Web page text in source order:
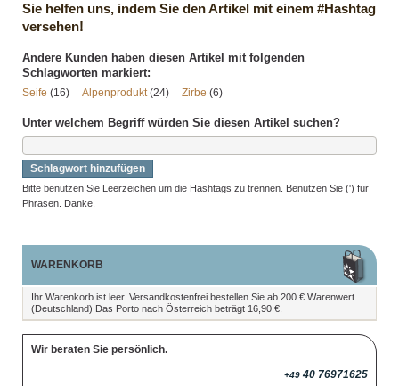
Sie helfen uns, indem Sie den Artikel mit einem #Hashtag
versehen!
Andere Kunden haben diesen Artikel mit folgenden
Schlagworten markiert:
Seife (16) Alpenprodukt(24) Zirbe (6)
Unter welchem Begriff würden Sie diesen Artikel suchen?
Schlagwort hinzufügen
Bitte benutzen Sie Leerzeichen um die Hashtags zu trennen. Benutzen Sie (') für
Phrasen. Danke.
WARENKORB
Ihr Warenkorb ist leer. Versandkostenfrei bestellen Sie ab 200 € Warenwert
(Deutschland) Das Porto nach Österreich beträgt 16,90 €.
Wir beraten Sie persönlich.
+49 40 76971625